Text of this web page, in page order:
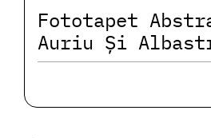
Fototapet
Auriu Și